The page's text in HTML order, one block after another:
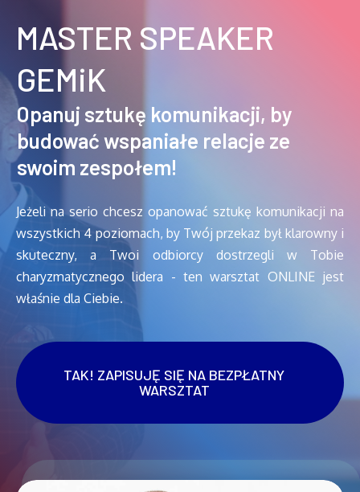
MASTER SPEAKER
GEMiK
Opanuj sztukę komunikacji, by
budować wspaniałe relacje ze
swoim zespołem!
Jeżeli na serio chcesz opanować sztukę komunikacji na
wszystkich 4 poziomach, by Twój przekaz był klarowny i
skuteczny, a Twoi odbiorcy dostrzegli w Tobie
charyzmatycznego lidera - ten warsztat ONLINE jest
właśnie dla Ciebie.
TAK! ZAPISUJĘ SIĘ NA BEZPŁATNY
WARSZTAT